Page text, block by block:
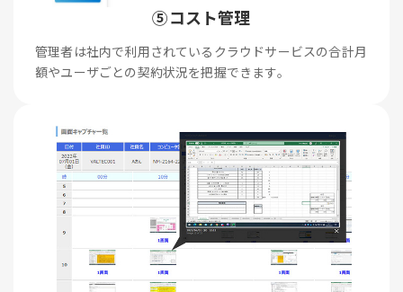
⑤コスト管理
管理者は社内で利用されているクラウドサービスの合計月
額やユーザごとの契約状況を把握できます。